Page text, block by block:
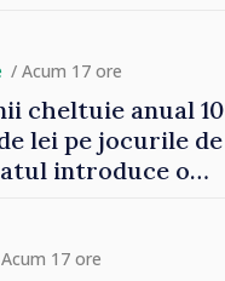
/ Acum 17 ore
cheltuie anual 10
lei pe jocurile de
introduce o
17 ore